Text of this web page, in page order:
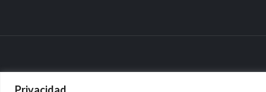
Privacidad